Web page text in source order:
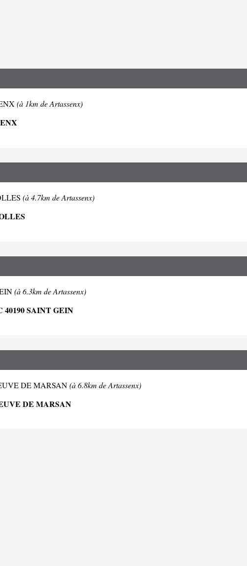
(à 1km de Artassenx)
(à 4.7km de Artassenx)
(à 6.3km de Artassenx)
40190 SAINT GEIN
DE MARSAN(à 6.8km de Artassenx)
DE MARSAN